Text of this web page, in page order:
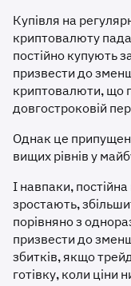
Купівля на
криптовалюту
постійно купують
призвести до
криптовалюти, що
довгостроковій
Однак це
вищих рівнів у
І навпаки,
зростають,
порівняно з
призвести до
збитків, якщо
готівку, коли ціни